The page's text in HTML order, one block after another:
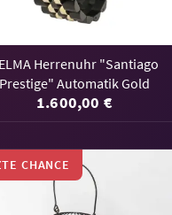
Herrenuhr "Santiago
Prestige" Automatik Gold
1.600,00 €
CHANCE